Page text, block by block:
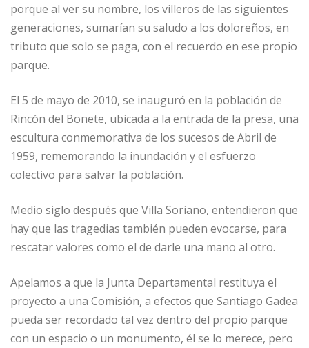
porque al ver su nombre, los villeros de las siguientes
generaciones, sumarían su saludo a los doloreños, en
tributo que solo se paga, con el recuerdo en ese propio
parque.
El 5 de mayo de 2010, se inauguró en la población de
Rincón del Bonete, ubicada a la entrada de la presa, una
escultura conmemorativa de los sucesos de Abril de
1959, rememorando la inundación y el esfuerzo
colectivo para salvar la población.
Medio siglo después que Villa Soriano, entendieron que
hay que las tragedias también pueden evocarse, para
rescatar valores como el de darle una mano al otro.
Apelamos a que la Junta Departamental restituya el
proyecto a una Comisión, a efectos que Santiago Gadea
pueda ser recordado tal vez dentro del propio parque
con un espacio o un monumento, él se lo merece, pero